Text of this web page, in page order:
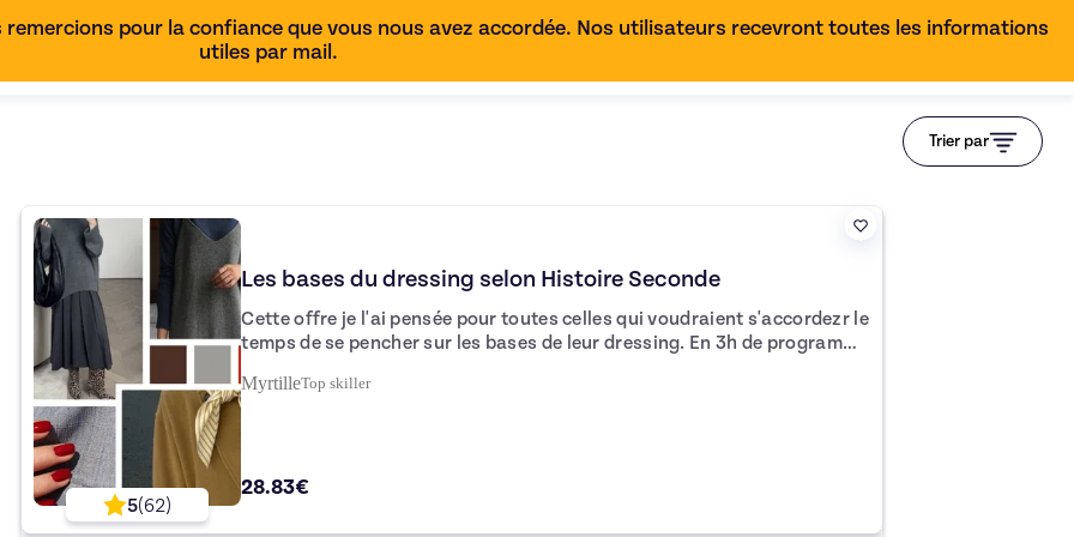
pour la confiance que vous nous avez accordée. Nos utilisateurs recevront toutes les informations
utiles par mail.
Trier par
5(62)
Les bases du dressing selon Histoire Seconde
Cette offre je l'ai pensée pour toutes celles qui voudraient s'accordezr le
temps de se pencher sur les bases de leur dressing. En 3h de programme
votre style Je vous partagerai mes meilleures techniques pour chiner en
MyrtilleTopskiller
28.83€